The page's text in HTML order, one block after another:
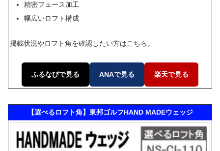
精密フェース加工
幅広いロフト構成
掲載状況やロフト角を確認したい方はこちら。
ふるなびで見る ANAで見る 楽天で見る
【選べるロフト角】東邦ゴルフHAND MADEウェッジ